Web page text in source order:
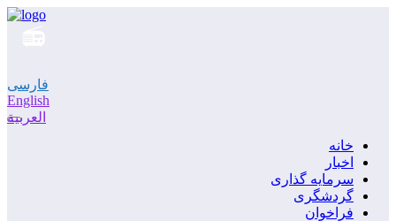
فارسی
English
العربية
خانه
اخبار
سرمایه گذاری
گردشگری
فراخوان